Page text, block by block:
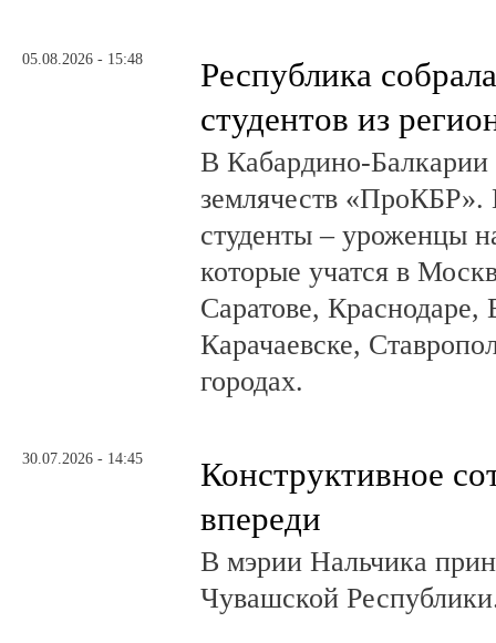
05.08.2026 - 15:48
Республика
студентов из
В Кабардино-
землячеств «ПроКБР».
студенты – уроженцы
которые учатся в
Саратове, Краснодаре,
Карачаевске,
городах.
30.07.2026 - 14:45
Конструктивное
впереди
В мэрии Нальчика
Чувашской